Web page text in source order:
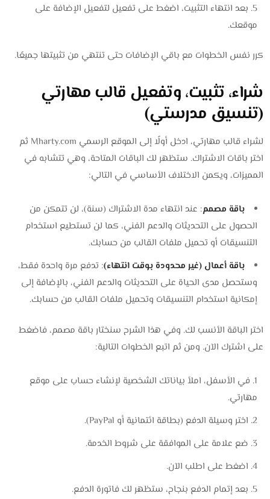
بعد انتهاء التثبيت، اضغط على تفعيل لتفعيل الإضافة على
موقعك.
كرر نفس الخطوات مع باقي الإضافات حتى تنتهي من تثبيتها جميعًا.
شراء، تثبيت، وتفعيل قالب مهارتي
(تنسيق مدرستي)
لشراء قالب مهارتي، ادخل أولًا إلى الموقع الرسمي Mharty.com ثم
اختر باقات الاشتراك. ستظهر لك الباقات المتاحة، وهي تتشابه في
المميزات، ويكمن الاختلاف الأساسي في التالي:
باقة مصمم: عند انتهاء مدة الاشتراك (سنة)، لن تتمكن من
الحصول على التحديثات والدعم الفني، كما لن تستطيع استخدام
التنسيقات أو تحميل ملفات القالب من حسابك.
باقة أعمال (غير محدودة بوقت انتهاء): تدفع مرة واحدة فقط،
وستحصل مدى الحياة على التحديثات والدعم الفني، بالإضافة إلى
إمكانية استخدام التنسيقات وتحميل ملفات القالب من حسابك.
اختر الباقة الأنسب لك. وفي هذا الشرح سنختار باقة مصمم، فاضغط
على اشترك الآن. ومن ثم اتبع الخطوات التالية:
في الأسفل، املأ بياناتك الشخصية لإنشاء حساب على موقع
مهارتي.
اختر وسيلة الدفع (بطاقة ائتمانية أو PayPal).
ضع علامة على الموافقة على شروط الخدمة.
اضغط على اطلب الآن.
بعد إتمام الدفع بنجاح، ستظهر لك فاتورة الدفع.